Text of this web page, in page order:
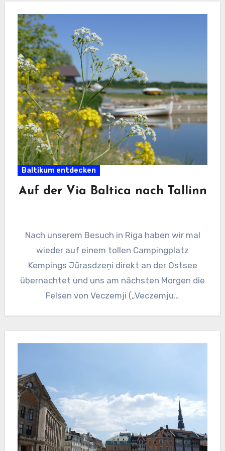
Baltikum entdecken
Auf der Via Baltica nach Tallinn
Nach unserem Besuch in Riga haben wir mal
wieder auf einem tollen Campingplatz
Kempings Jūrasdzeņi direkt an der Ostsee
übernachtet und uns am nächsten Morgen die
Felsen von Veczemji („Veczemju…